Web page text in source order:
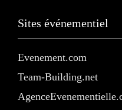
Sites événementiel
Evenement.com
Team-Building.net